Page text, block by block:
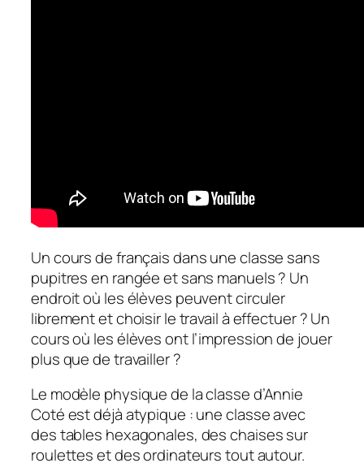
Un cours de français dans une classe sans
pupitres en rangée et sans manuels ? Un
endroit où les élèves peuvent circuler
librement et choisir le travail à effectuer ? Un
cours où les élèves ont l’impression de jouer
plus que de travailler ?
Le modèle physique de la classe d’Annie
Coté est déjà atypique : une classe avec
des tables hexagonales, des chaises sur
roulettes et des ordinateurs tout autour.